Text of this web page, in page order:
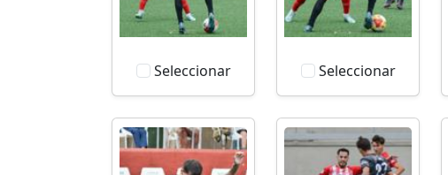
Seleccionar Seleccionar